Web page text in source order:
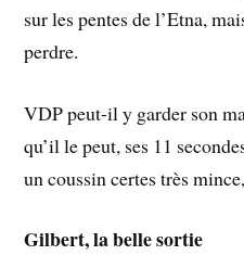
sur les pentes de l’Etna,
perdre.
VDP peut-il y garder son
qu’il le peut, ses 11
un coussin certes très
Gilbert, la belle sortie